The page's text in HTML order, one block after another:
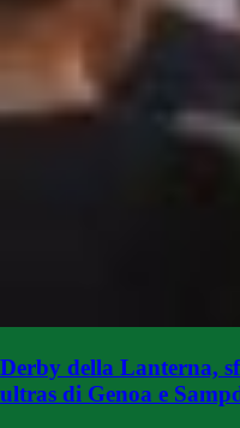
Derby della Lanterna,
ultras di Genoa e